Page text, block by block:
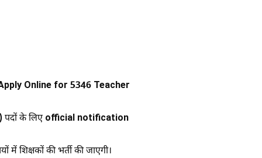
Online for 5346 Teacher
पदों के लिए official notification
में शिक्षकों की भर्ती की जाएगी।